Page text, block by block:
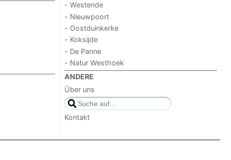
- Westende
- Nieuwpoort
- Oostduinkerke
- Koksijde
- De Panne
- Natur Westhoek
ANDERE
Über uns
Kontakt